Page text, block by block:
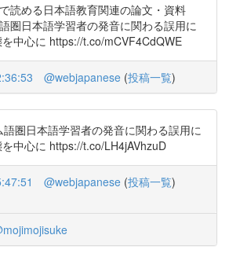
読める日本語教育関連の論文・資料
日本語学習者の発音に関わる誤用に
中心に https://t.co/mCVF4CdQWE
@webjapanese (投稿一覧)
圏日本語学習者の発音に関わる誤用に
中心に https://t.co/LH4jAVhzuD
@webjapanese (投稿一覧)